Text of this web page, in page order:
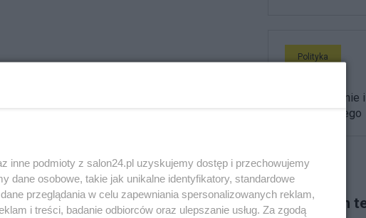
Polityka
Plusy
Morawieckiego
Piszą na ten
inne podmioty z salon24.pl uzyskujemy dostęp i przechowujemy
dane osobowe, takie jak unikalne identyfikatory, standardowe
przeglądania w celu zapewniania spersonalizowanych reklam,
i treści, badanie odbiorców oraz ulepszanie usług. Za zgodą